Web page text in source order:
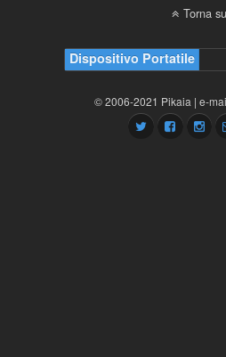
Torna su
Dispositivo Portatile
© 2006-2021 Pikaia | e-